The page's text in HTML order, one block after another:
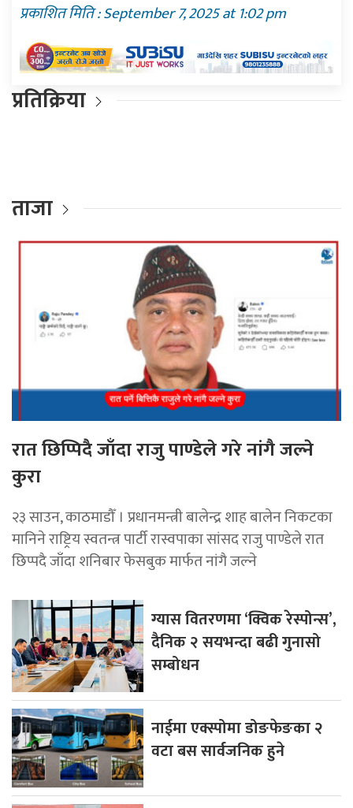
प्रकाशित मिति : September 7, 2025 at 1:02 pm
प्रतिक्रिया
ताजा
रात छिप्पिदै जाँदा राजु पाण्डेले गरे नांगै जल्ने
कुरा
२३ साउन, काठमाडौँ । प्रधानमन्त्री बालेन्द्र शाह बालेन निकटका
मानिने राष्ट्रिय स्वतन्त्र पार्टी रास्वपाका सांसद राजु पाण्डेले रात
छिप्पदै जाँदा शनिबार फेसबुक मार्फत नांगै जल्ने
ग्यास वितरणमा ‘क्विक रेस्पोन्स’,
दैनिक २ सयभन्दा बढी गुनासो
सम्बोधन
नाईमा एक्स्पोमा डोङफेङका २
वटा बस सार्वजनिक हुने